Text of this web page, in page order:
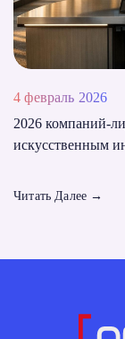
4 февраль 2026
2026 компаний-
искусственным
Читать Далее →